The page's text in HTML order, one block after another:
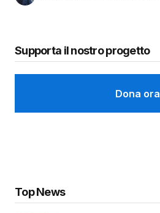
Supporta il nostro progetto
Dona ora
Top News